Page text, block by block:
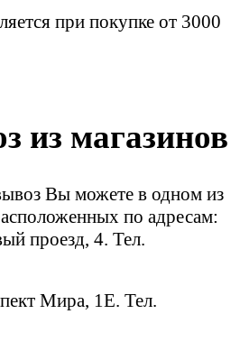
при покупке от 3000
из магазинов
Вы можете в одном из
по адресам:
проезд, 4. Тел.
Мира, 1Е. Тел.